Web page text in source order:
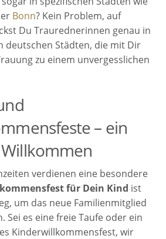
Bonn? Kein Problem, auf
Du Traurednerinnen genau in
deutschen Städten, die mit Dir
zu einem unvergesslichen
– ein
verdienen eine besondere
für Dein Kind ist
um das neue Familienmitglied
Sei es eine freie Taufe oder ein
Kinderwillkommensfest, wir